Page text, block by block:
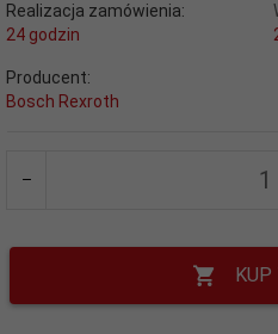
Realizacja zamówienia:
24 godzin
Producent:
Bosch Rexroth